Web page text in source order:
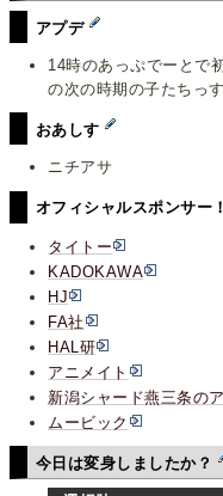
アプデ
14時のあっぷでーとで
の次の時期の子たちっす
おあしす
ニチアサ
オフィシャルスポンサー
タイトー
KADOKAWA
HJ
FA社
HAL研
アニメイト
新潟シャード燕三条の
ムービック
今日は変身しましたか？